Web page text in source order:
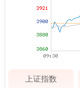
上证指数